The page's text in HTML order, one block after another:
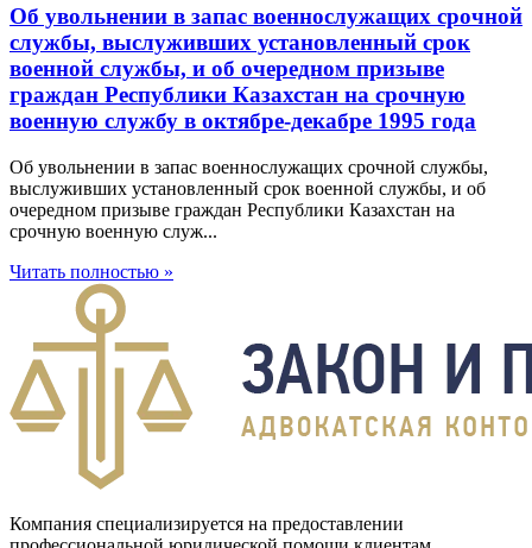
Об увольнении в запас военнослужащих срочной
службы, выслуживших установленный срок
военной службы, и об очередном призыве
граждан Республики Казахстан на срочную
военную службу в октябре-декабре 1995 года
Об увольнении в запас военнослужащих срочной службы,
выслуживших установленный срок военной службы, и об
очередном призыве граждан Республики Казахстан на
срочную военную служ...
Читать полностью »
Компания специализируется на предоставлении